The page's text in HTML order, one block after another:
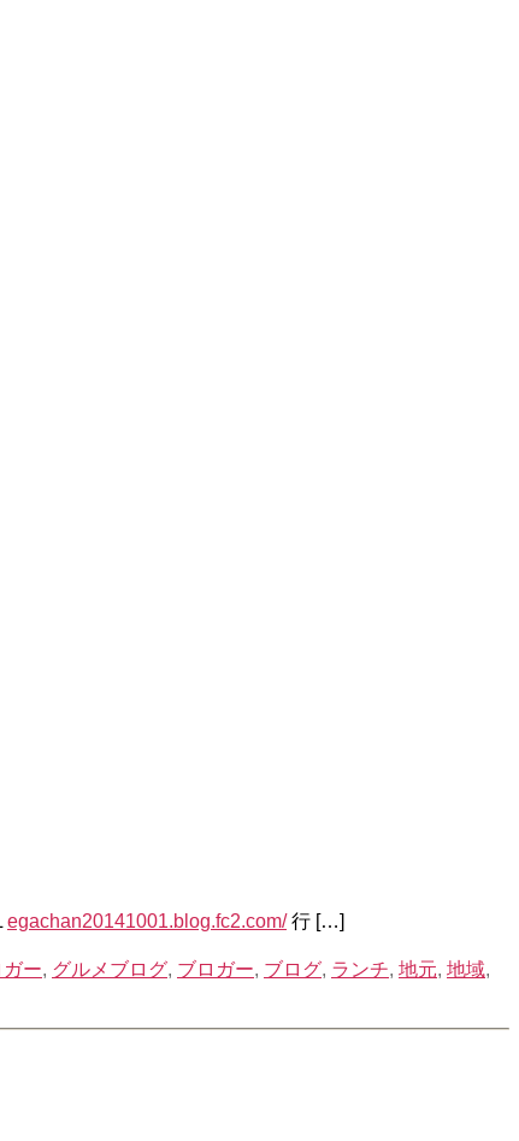
egachan20141001.blog.fc2.com/行 […]
ー, グルメブログ, ブロガー, ブログ, ランチ, 地元, 地域,